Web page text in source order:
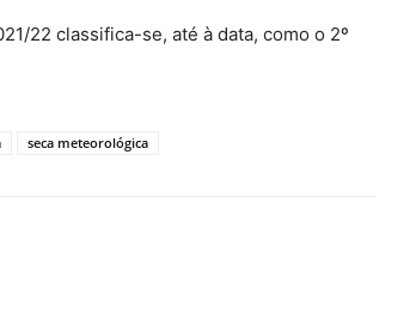
22 classifica-se, até à data, como o 2º
seca meteorológica